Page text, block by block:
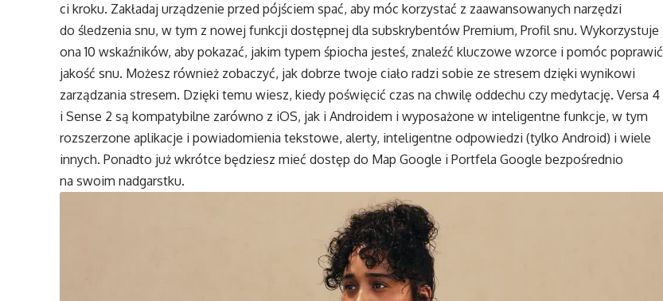
ci kroku. Zakładaj urządzenie przed pójściem spać, aby móc korzystać z zaawansowanych narzędzi
do śledzenia snu, w tym z nowej funkcji dostępnej dla subskrybentów Premium, Profil snu. Wykorzystuje
ona 10 wskaźników, aby pokazać, jakim typem śpiocha jesteś, znaleźć kluczowe wzorce i pomóc poprawić
jakość snu. Możesz również zobaczyć, jak dobrze twoje ciało radzi sobie ze stresem dzięki wynikowi
zarządzania stresem. Dzięki temu wiesz, kiedy poświęcić czas na chwilę oddechu czy medytację. Versa 4
i Sense 2 są kompatybilne zarówno z iOS, jak i Androidem i wyposażone w inteligentne funkcje, w tym
rozszerzone aplikacje i powiadomienia tekstowe, alerty, inteligentne odpowiedzi (tylko Android) i wiele
innych. Ponadto już wkrótce będziesz mieć dostęp do Map Google i Portfela Google bezpośrednio
na swoim nadgarstku.